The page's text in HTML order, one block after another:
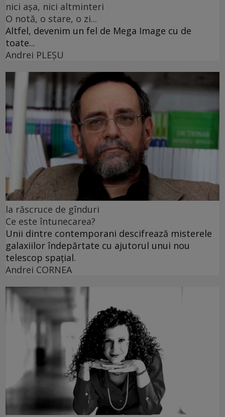
nici așa, nici altminteri
O notă, o stare, o zi...
Altfel, devenim un fel de Mega Image cu de
toate...
Andrei PLEŞU
la răscruce de gînduri
Ce este întunecarea?
Unii dintre contemporani descifrează misterele
galaxiilor îndepărtate cu ajutorul unui nou
telescop spațial.
Andrei CORNEA